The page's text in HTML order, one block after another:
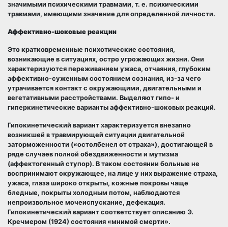
значимыми психическими травмами, т. е. психическими
травмами, имеющими значение для определенной личности.
Аффективно-шоковые реакции
Это кратковременные психотические состояния,
возникающие в ситуациях, остро угрожающих жизни. Они
характеризуются переживанием ужаса, отчаяния, глубоким
аффективно-суженным состоянием сознания, из-за чего
утрачивается контакт с окружающими, двигательными и
вегетативными расстройствами. Выделяют гипо- и
гиперкинетические варианты аффективно-шоковых реакций.
Гипокинетический вариант характеризуется внезапно
возникшей в травмирующей ситуации двигательной
заторможенности («остолбенел от страха»), достигающей в
ряде случаев полной обездвиженности и мутизма
(аффектогенный ступор). В таком состоянии больные не
воспринимают окружающее, на лице у них выражение страха,
ужаса, глаза широко открыты, кожные покровы чаще
бледные, покрыты холодным потом, наблюдаются
непроизвольное мочеиспускание, дефекация.
Гипокинетический вариант соответствует описанию Э.
Кречмером (1924) состояния «мнимой смерти».